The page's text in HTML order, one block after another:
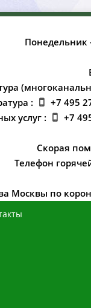
Понедельник
:
+7 495
услуг :
+7
Скорая
Телефон
Москвы по